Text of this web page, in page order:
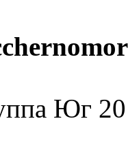
Юг